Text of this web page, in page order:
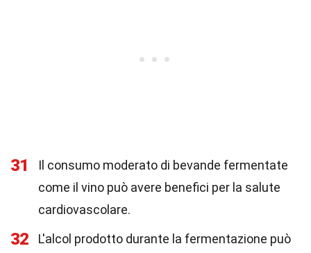
31
Il consumo moderato di bevande fermentate
come il vino può avere benefici per la salute
cardiovascolare.
32
L'alcol prodotto durante la fermentazione può